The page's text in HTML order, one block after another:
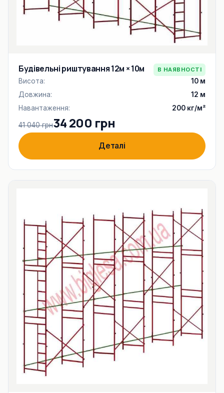
Будівельні риштування 12м × 10м В НАЯВНОСТІ
Висота:
10 м
Довжина:
12 м
Навантаження:
200 кг/м²
41 040 грн34 200 грн
Деталі